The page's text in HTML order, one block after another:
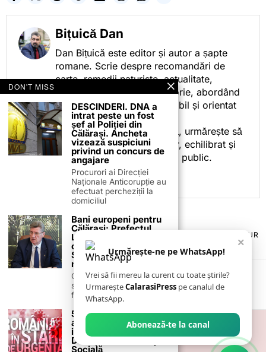
Bițuică Dan
Dan Bițuică este editor și autor a șapte
romane. Scrie despre recomandări de
carte, remedii naturiste, actualitate,
cotidian politic, sport și istorie, abordând
subiectele într-un stil accesibil și orientat
spre informare.
Prin activitatea sa editorială, urmărește să
ofere cititorilor conținut clar, echilibrat și
relevant, adaptat interesului public.
TERMENI ȘI CONDIȚII
POLITICA DE ANULARE & RETUR
PUBLICITATE ONLINE & TIPĂRITĂ
CONTACT
ZIARUL ANUNȚUL CĂLĂRĂȘEAN
×
Urmărește-ne pe WhatsApp!
Vrei să fii mereu la curent cu toate știrile?
UrmareșteCalarasiPress pe canalul de
WhatsApp.
Abonează-te la canal
DON'T MISS
DESCINDERI. DNA a
intrat peste un fost
șef al Poliției din
Călărași. Ancheta
vizează suspiciuni
privind un concurs de
angajare
Procurori ai Direcției
Naționale Anticorupție au
efectuat percheziții la
domiciliul
Bani europeni pentru
Călărași: Prefectul
Laurențiu State anunță
colaborarea cu ADR
Sud-Muntenia pentru
noi finanțări
Călărașul se pregătește
să intre pe harta
finanțărilor europene, cu
54 de persoane fără
aparținător au fost
identificate de
Direcția de Asistență
Socială